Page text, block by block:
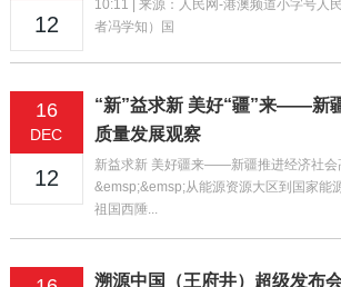
12
10:11 | 来源：人民网-港澳频道小字号人
者冯学知）国
16
DEC
12
“新”益求新 美好“疆”来——新
质量发展观察
新益求新 美好疆来——新疆推进经济社会
&emsp;&emsp;从能源资源大区到国家能
祖国西陲...
溯源中国（王府井）超级发布